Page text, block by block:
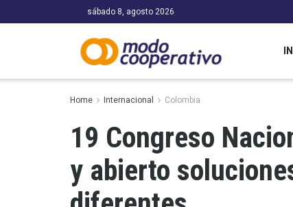
sábado 8, agosto 2026
Home Internacional Colombia
19 Congreso
y abierto